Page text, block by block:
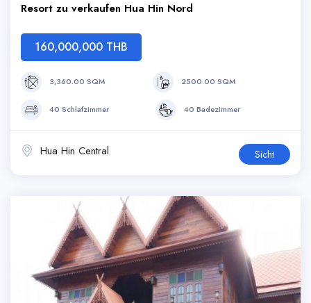
Resort zu verkaufen Hua Hin Nord
160,000,000 THB
3,360.00 SQM 2500.00 SQM
40 Schlafzimmer 40 Badezimmer
Hua Hin Central Sicht